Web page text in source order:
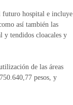
futuro hospital e incluye
así también las
y tendidos cloacales y
de las áreas
pesos, y